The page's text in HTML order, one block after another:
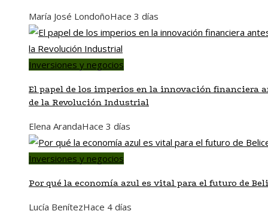
María José LondoñoHace 3 días
Inversiones y negocios
El papel de los imperios en la innovación financiera
de la Revolución Industrial
Elena ArandaHace 3 días
Inversiones y negocios
Por qué la economía azul es vital para el futuro de
Lucía BenítezHace 4 días